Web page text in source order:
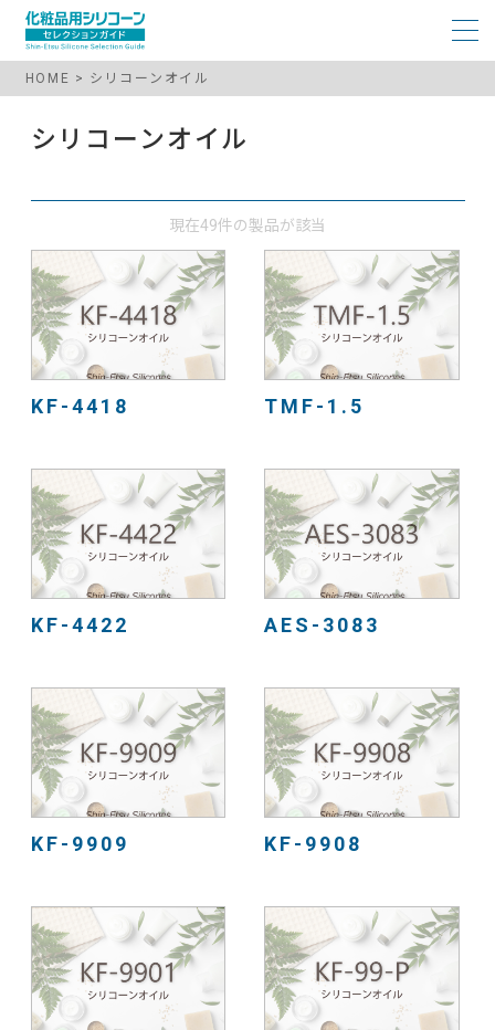
HOME シリコーンオイル
シリコーンオイル
現在49件の製品が該当
KF-4418 TMF-1.5
KF-4422 AES-3083
KF-9909 KF-9908